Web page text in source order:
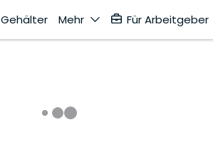
Gehälter Mehr Für Arbeitgeber